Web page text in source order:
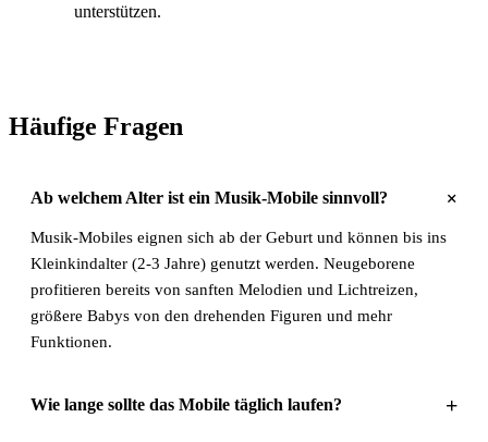
unterstützen.
Häufige Fragen
Ab welchem Alter ist ein Musik-Mobile sinnvoll? +
Musik-Mobiles eignen sich ab der Geburt und können bis ins
Kleinkindalter (2-3 Jahre) genutzt werden. Neugeborene
profitieren bereits von sanften Melodien und Lichtreizen,
größere Babys von den drehenden Figuren und mehr
Funktionen.
Wie lange sollte das Mobile täglich laufen? +